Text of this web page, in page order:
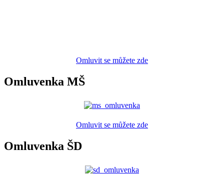
Omluvit se můžete zde
Omluvenka MŠ
Omluvit se můžete zde
Omluvenka ŠD